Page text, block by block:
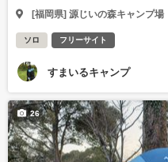
[福岡県] 源じいの森キャンプ場
ソロ フリーサイト
すまいるキャンプ
26